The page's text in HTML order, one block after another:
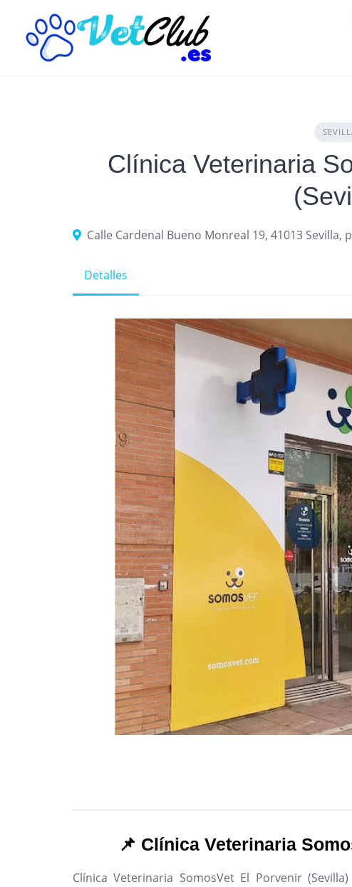
content
Clínica Veterinaria
Calle Cardenal Bueno Monreal 19, 41013 Sevilla,
Detalles
📌 Clínica Veterinaria
Clínica Veterinaria SomosVet El Porvenir